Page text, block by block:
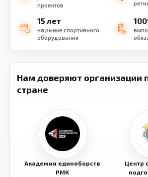
проектов
15 лет
на рынке спортивного
оборудования
Нам доверяют организации
стране
Академия единоборств
РМК
Центр